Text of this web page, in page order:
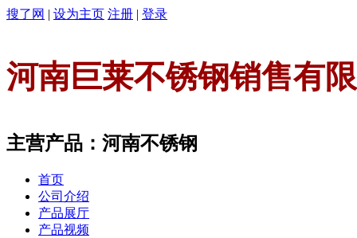
搜了网 | 设为主页 注册 | 登录
河南巨莱不锈钢销售有
主营产品：河南不锈钢
首页
公司介绍
产品展厅
产品视频